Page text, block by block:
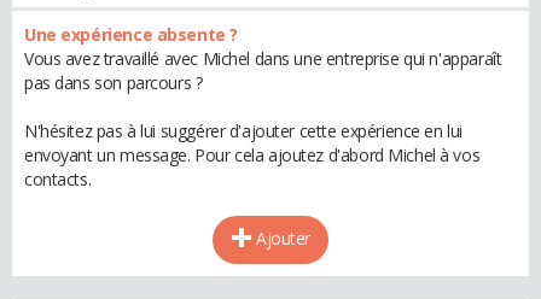
Une expérience absente ?
Vous avez travaillé avec Michel dans une entreprise qui n'apparaît
pas dans son parcours ?
N'hésitez pas à lui suggérer d'ajouter cette expérience en lui
envoyant un message. Pour cela ajoutez d'abord Michel à vos
contacts.
Ajouter